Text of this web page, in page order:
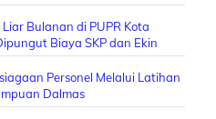
Bulanan di PUPR Kota
Biaya SKP dan Ekin
Personel Melalui Latihan
Dalmas